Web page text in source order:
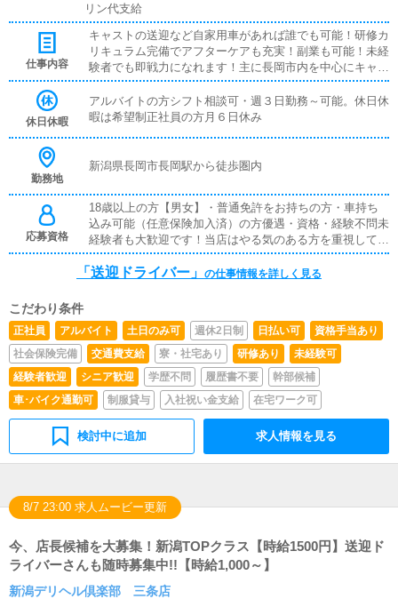
リン代支給
仕事内容
キャストの送迎など自家用車があれば誰でも可能！研修カ
リキュラム完備でアフターケアも充実！副業も可能！未経
験者でも即戦力になれます！主に長岡市内を中心にキャス
トの送迎を行っていただきます！☆正社員希望の方月収25
万円以上可能ガソリン代・遠方手当充実早番・中番・遅番
のシフト制社保完備、昇給制度あり☆アルバイト希望の方
面接、積極採用中!!
休日休暇
アルバイトの方シフト相談可・週３日勤務～可能。休日休
暇は希望制正社員の方月６日休み
勤務地
新潟県長岡市長岡駅から徒歩圏内
応募資格
18歳以上の方【男女】・普通免許をお持ちの方・車持ち
込み可能（任意保険加入済）の方優遇・資格・経験不問未
経験者も大歓迎です！当店はやる気のある方を重視してま
す！・やる気と向上心のある方、一般教養・常識のある
方。・将来独立されたい方も大歓迎！※18歳未満（高校生
「送迎ドライバー」 の仕事情報を詳しく見る
こだわり条件
正社員 アルバイト 土日のみ可 週休2日制 日払い可
資格手当あり
社会保険完備
交通費支給 寮・社宅あり 研修あり
未経験可
経験者歓迎
シニア歓迎 学歴不問 履歴書不要
幹部候補
車･バイク通勤可
制服貸与 入社祝い金支給 在宅ワーク可
検討中に追加 求人情報を見る
8/7 23:00 求人ムービー更新
今、店長候補を大募集！新潟TOPクラス【時給1500円】送迎ド
ライバーさんも随時募集中!!【時給1,000～】
新潟デリヘル倶楽部 三条店